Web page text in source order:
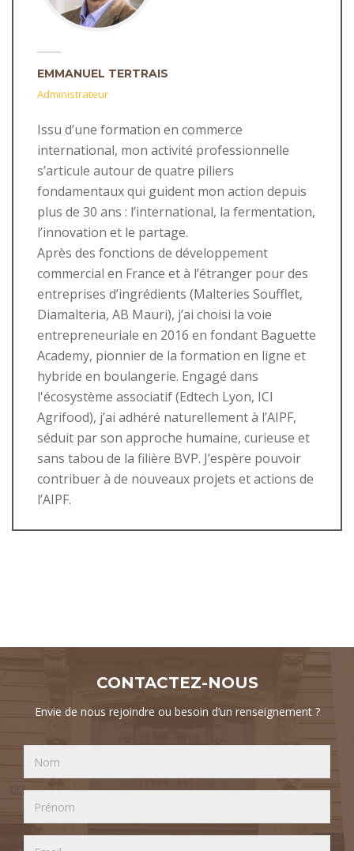
EMMANUEL TERTRAIS
Administrateur
Issu d’une formation en commerce
international, mon activité professionnelle
s’articule autour de quatre piliers
fondamentaux qui guident mon action depuis
plus de 30 ans : l’international, la fermentation,
l’innovation et le partage.
Après des fonctions de développement
commercial en France et à l’étranger pour des
entreprises d’ingrédients (Malteries Soufflet,
Diamalteria, AB Mauri), j’ai choisi la voie
entrepreneuriale en 2016 en fondant Baguette
Academy, pionnier de la formation en ligne et
hybride en boulangerie. Engagé dans
l'écosystème associatif (Edtech Lyon, ICI
Agrifood), j’ai adhéré naturellement à l’AIPF,
séduit par son approche humaine, curieuse et
sans tabou de la filière BVP. J’espère pouvoir
contribuer à de nouveaux projets et actions de
l’AIPF.
CONTACTEZ-NOUS
Envie de nous rejoindre ou besoin d’un renseignement ?